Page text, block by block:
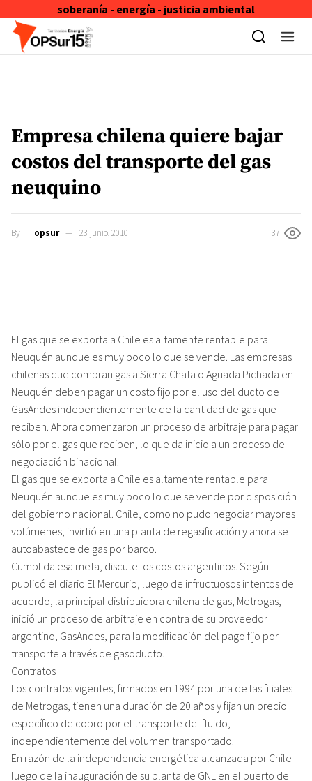
soberanía - energía - justicia ambiental
Skip to content
Empresa chilena quiere bajar
costos del transporte del gas
neuquino
By opsur 23 junio, 2010 37
El gas que se exporta a Chile es altamente rentable para
Neuquén aunque es muy poco lo que se vende. Las empresas
chilenas que compran gas a Sierra Chata o Aguada Pichada en
Neuquén deben pagar un costo fijo por el uso del ducto de
GasAndes independientemente de la cantidad de gas que
reciben. Ahora comenzaron un proceso de arbitraje para pagar
sólo por el gas que reciben, lo que da inicio a un proceso de
negociación binacional.
El gas que se exporta a Chile es altamente rentable para
Neuquén aunque es muy poco lo que se vende por disposición
del gobierno nacional. Chile, como no pudo negociar mayores
volúmenes, invirtió en una planta de regasificación y ahora se
autoabastece de gas por barco.
Cumplida esa meta, discute los costos argentinos. Según
publicó el diario El Mercurio, luego de infructuosos intentos de
acuerdo, la principal distribuidora chilena de gas, Metrogas,
inició un proceso de arbitraje en contra de su proveedor
argentino, GasAndes, para la modificación del pago fijo por
transporte a través de gasoducto.
Contratos
Los contratos vigentes, firmados en 1994 por una de las filiales
de Metrogas, tienen una duración de 20 años y fijan un precio
específico de cobro por el transporte del fluido,
independientemente del volumen transportado.
En razón de la independencia energética alcanzada por Chile
luego de la inauguración de su planta de GNL en el puerto de